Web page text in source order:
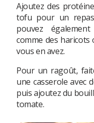
Ajoutez des
tofu pour un
pouvez
comme des haricots
vous en avez.
Pour un ragoût,
une casserole avec
puis ajoutez du
tomate.